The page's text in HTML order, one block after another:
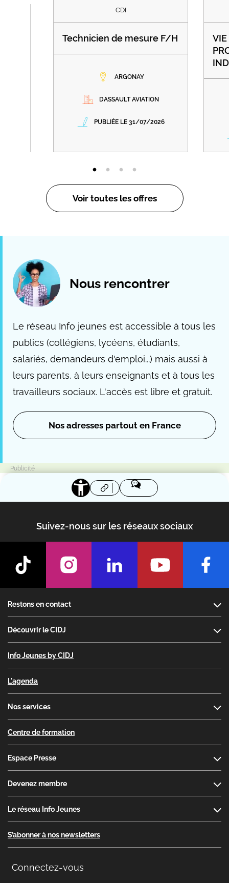
CDI
Technicien de mesure F/H
ARGONAY
DASSAULT AVIATION
PUBLIÉE LE 31/07/2026
Voir toutes les offres
Nous rencontrer
Le réseau Info jeunes est accessible à tous les
publics (collégiens, lycéens, étudiants,
salariés, demandeurs d'emploi...) mais aussi à
leurs parents, à leurs enseignants et à tous les
travailleurs sociaux. L'accès est libre et gratuit.
Nos adresses partout en France
Suivez-nous sur les réseaux sociaux
Restons en contact
Découvrir le CIDJ
Info Jeunes by CIDJ
L'agenda
Nos services
Centre de formation
Espace Presse
Devenez membre
Le réseau Info Jeunes
S’abonner à nos newsletters
Connectez-vous